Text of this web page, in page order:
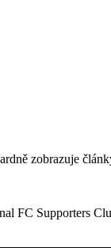
zobrazuje
FC Supporters